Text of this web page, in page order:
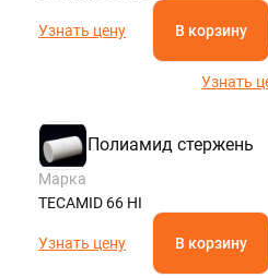
Узнать цену В корзину
Узнать
Полиамид стержень
Марка
TECAMID 66 HI
Узнать цену В корзину